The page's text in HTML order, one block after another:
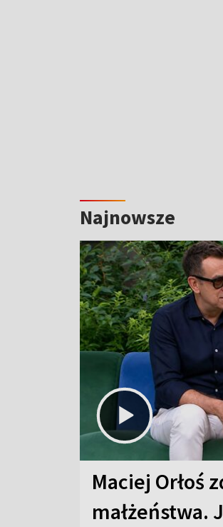
Najnowsze
Maciej Orłoś
małżeństwa.